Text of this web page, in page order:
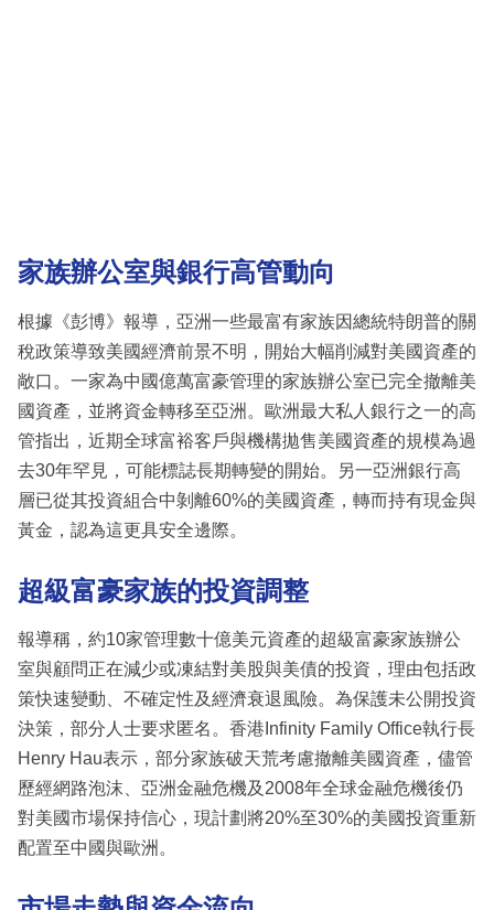
區
家族辦公室與銀行高管動向
根據《彭博》報導，亞洲一些最富有家族因總統特朗普的關
稅政策導致美國經濟前景不明，開始大幅削減對美國資產的
敞口。一家為中國億萬富豪管理的家族辦公室已完全撤離美
國資產，並將資金轉移至亞洲。歐洲最大私人銀行之一的高
管指出，近期全球富裕客戶與機構拋售美國資產的規模為過
去30年罕見，可能標誌長期轉變的開始。另一亞洲銀行高
層已從其投資組合中剝離60%的美國資產，轉而持有現金與
黃金，認為這更具安全邊際。
超級富豪家族的投資調整
報導稱，約10家管理數十億美元資產的超級富豪家族辦公
室與顧問正在減少或凍結對美股與美債的投資，理由包括政
策快速變動、不確定性及經濟衰退風險。為保護未公開投資
決策，部分人士要求匿名。香港Infinity Family Office執行長
Henry Hau表示，部分家族破天荒考慮撤離美國資產，儘管
歷經網路泡沫、亞洲金融危機及2008年全球金融危機後仍
對美國市場保持信心，現計劃將20%至30%的美國投資重新
配置至中國與歐洲。